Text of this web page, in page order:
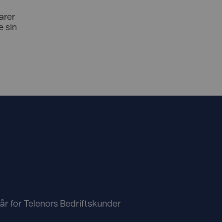
sin
for Telenors Bedriftskunder